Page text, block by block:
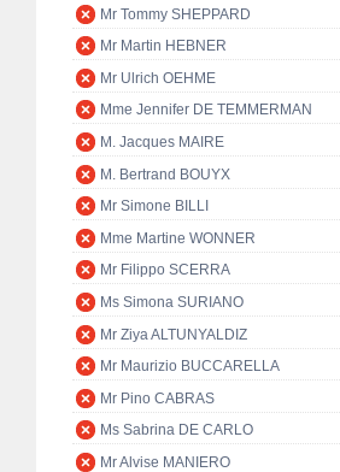
Mr Tommy SHEPPARD
Mr Martin HEBNER
Mr Ulrich OEHME
Mme Jennifer DE TEMMERMAN
M. Jacques MAIRE
M. Bertrand BOUYX
Mr Simone BILLI
Mme Martine WONNER
Mr Filippo SCERRA
Ms Simona SURIANO
Mr Ziya ALTUNYALDIZ
Mr Maurizio BUCCARELLA
Mr Pino CABRAS
Ms Sabrina DE CARLO
Mr Alvise MANIERO